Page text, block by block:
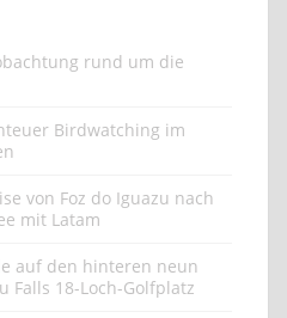
rund um die
Birdwatching im
von Foz do Iguazu nach
mit Latam
auf den hinteren neun
Falls 18-Loch-Golfplatz